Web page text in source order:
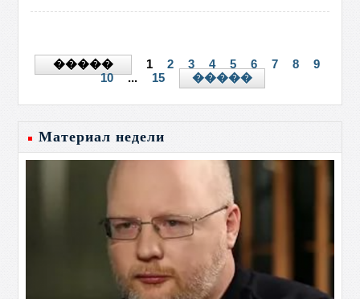
����� 1 2 3 4 5 6 7 8
9
10
... 15 �����
Материал недели